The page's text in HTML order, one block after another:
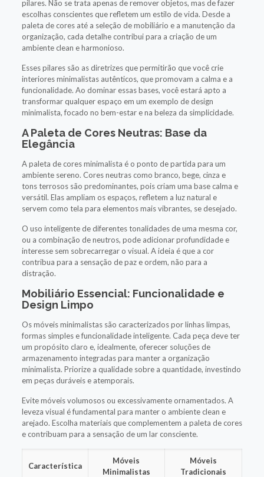
pilares. Não se trata apenas de remover objetos, mas de fazer
escolhas conscientes que refletem um estilo de vida. Desde a
paleta de cores até a seleção de mobiliário e a manutenção da
organização, cada detalhe contribui para a criação de um
ambiente clean e harmonioso.
Esses pilares são as diretrizes que permitirão que você crie
interiores minimalistas autênticos, que promovam a calma e a
funcionalidade. Ao dominar essas bases, você estará apto a
transformar qualquer espaço em um exemplo de design
minimalista, focado no bem-estar e na beleza da simplicidade.
A Paleta de Cores Neutras: Base da
Elegância
A paleta de cores minimalista é o ponto de partida para um
ambiente sereno. Cores neutras como branco, bege, cinza e
tons terrosos são predominantes, pois criam uma base calma e
versátil. Elas ampliam os espaços, refletem a luz natural e
servem como tela para elementos mais vibrantes, se desejado.
O uso inteligente de diferentes tonalidades de uma mesma cor,
ou a combinação de neutros, pode adicionar profundidade e
interesse sem sobrecarregar o visual. A ideia é que a cor
contribua para a sensação de paz e ordem, não para a
distração.
Mobiliário Essencial: Funcionalidade e
Design Limpo
Os móveis minimalistas são caracterizados por linhas limpas,
formas simples e funcionalidade inteligente. Cada peça deve ter
um propósito claro e, idealmente, oferecer soluções de
armazenamento integradas para manter a organização
minimalista. Priorize a qualidade sobre a quantidade, investindo
em peças duráveis e atemporais.
Evite móveis volumosos ou excessivamente ornamentados. A
leveza visual é fundamental para manter o ambiente clean e
arejado. Escolha materiais que complementem a paleta de cores
e contribuam para a sensação de um lar consciente.
Característica
Móveis
Minimalistas
Móveis
Tradicionais